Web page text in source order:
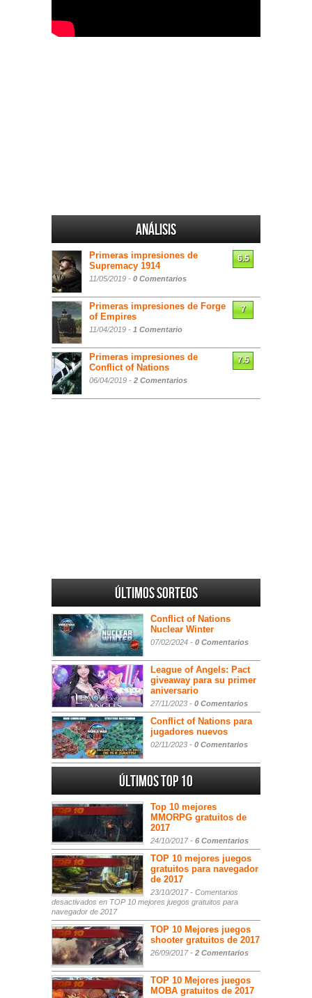
Análisis
Primeras impresiones de
Supremacy 1914
11/05/2019 - 0 Comentarios
6.5
Primeras impresiones de Forge
of Empires
11/04/2019 - 1 Comentario
7
Primeras impresiones de
Conflict of Nations
06/04/2019 - 2 Comentarios
7.5
Últimos sorteos
Conflict of Nations
Nuclear Winter
07/02/2024 - 0 Comentarios
League of Angels: Pact
giveaway para su primer
aniversario
27/11/2023 - 0 Comentarios
Conflict of Nations para
jugadores nuevos
02/11/2023 - 0 Comentarios
Últimos Top 10
Top 10 mejores
MMORPG gratuitos de
2017
24/10/2017 - 6 Comentarios
TOP 10 mejores juegos
gratuitos para navegador
de 2017
23/10/2017 - Comentarios
desactivados en TOP 10 mejores juegos gratuitos para
navegador de 2017
TOP 10 Mejores juegos
shooter gratuitos de 2017
26/09/2017 - 2 Comentarios
TOP 10 Mejores juegos
MOBA gratuitos de 2017